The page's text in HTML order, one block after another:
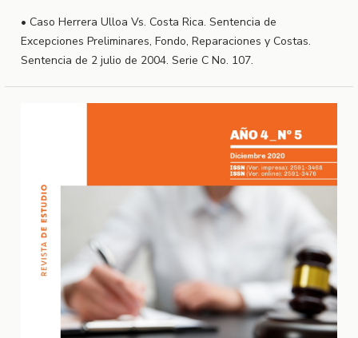
• Caso Herrera Ulloa Vs. Costa Rica. Sentencia de
Excepciones Preliminares, Fondo, Reparaciones y Costas.
Sentencia de 2 julio de 2004. Serie C No. 107.